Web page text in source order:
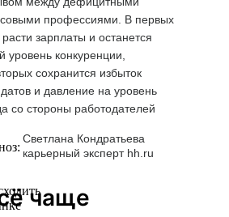
профессиями. В первых
расти зарплаты и останется
уровень конкуренции,
сохранится избыток
и давление на уровень
со стороны работодателей
Светлана Кондратьева
карьерный эксперт hh.ru
чаще